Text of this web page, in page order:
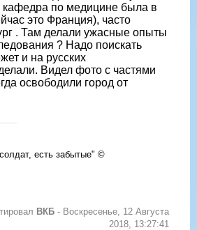
кафедра по медицине была в
это Франция), часто
. Там делали ужасные опыты
? Надо поискать
и на русских
Видел фото с частями
освободили город от
есть забытые" ©
ВКБ - Воскресенье, 12 Августа
2018, 13:27:41